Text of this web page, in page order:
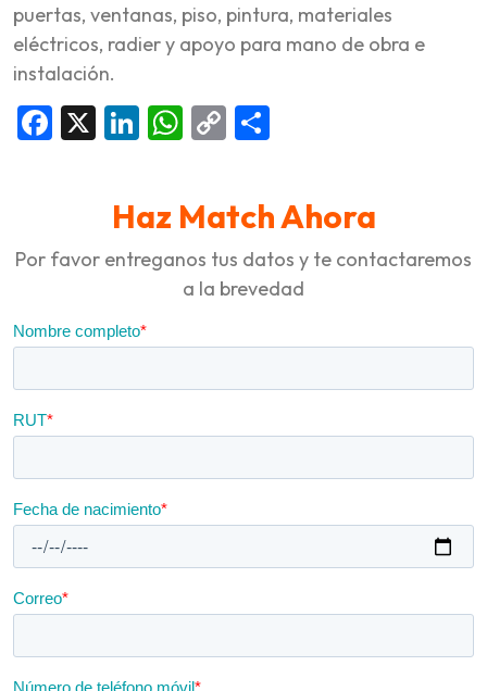
puertas, ventanas, piso, pintura, materiales
eléctricos, radier y apoyo para mano de obra e
instalación.
Facebook
X LinkedIn
WhatsApp
Copy
Haz Match Ahora
Por favor entreganos tus datos y te contactaremos
a la brevedad